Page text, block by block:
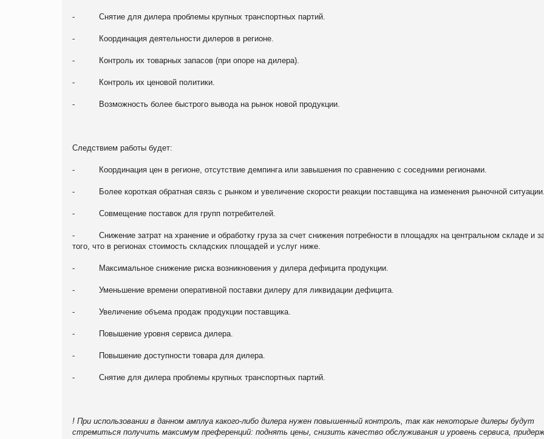
- Снятие для дилера проблемы крупных транспортных партий.
- Координация деятельности дилеров в регионе.
- Контроль их товарных запасов (при опоре на дилера).
- Контроль их ценовой политики.
- Возможность более быстрого вывода на рынок новой продукции.
Следствием работы будет:
- Координация цен в регионе, отсутствие демпинга или завышения по сравнению с соседними регионами.
- Более короткая обратная связь с рынком и увеличение скорости реакции поставщика на изменения рыночной ситуации.
- Совмещение поставок для групп потребителей.
- Снижение затрат на хранение и обработку груза за счет снижения потребности в площадях на центральном складе и
того, что в регионах стоимость складских площадей и услуг ниже.
- Максимальное снижение риска возникновения у дилера дефицита продукции.
- Уменьшение времени оперативной поставки дилеру для ликвидации дефицита.
- Увеличение объема продаж продукции поставщика.
- Повышение уровня сервиса дилера.
- Повышение доступности товара для дилера.
- Снятие для дилера проблемы крупных транспортных партий.
! При использовании в данном амплуа какого-либо дилера нужен повышенный контроль, так как некоторые дилеры будут
стремиться получить максимум преференций: поднять цены, снизить качество обслуживания и уровень сервиса,